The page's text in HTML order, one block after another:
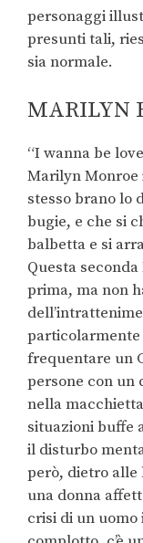
personaggi
presunti tali,
sia normale.
MARILYN
“I wanna be
Marilyn Monroe
stesso brano lo
bugie, e che si
balbetta e si
Questa
prima, ma non
frequentare un
persone con un
nella
situazioni buffe
il disturbo
però, dietro
una donna
crisi di un